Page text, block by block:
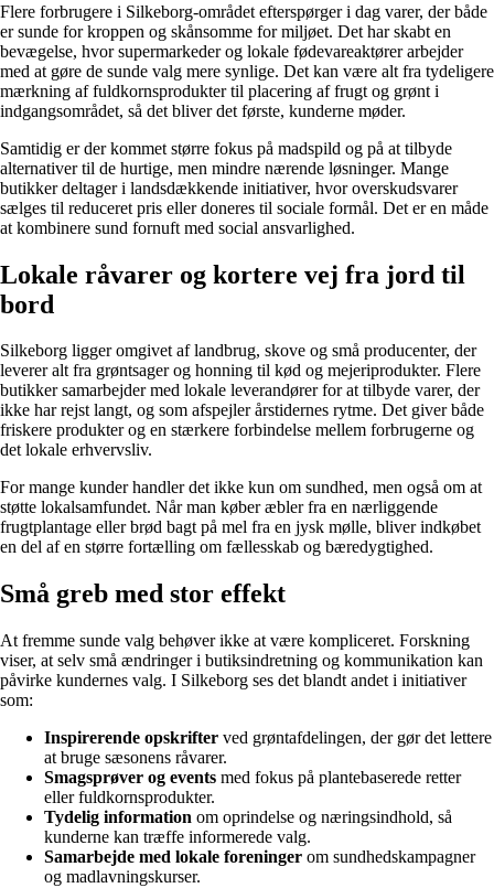
Flere forbrugere i Silkeborg-området efterspørger i dag varer, der både
er sunde for kroppen og skånsomme for miljøet. Det har skabt en
bevægelse, hvor supermarkeder og lokale fødevareaktører arbejder
med at gøre de sunde valg mere synlige. Det kan være alt fra tydeligere
mærkning af fuldkornsprodukter til placering af frugt og grønt i
indgangsområdet, så det bliver det første, kunderne møder.
Samtidig er der kommet større fokus på madspild og på at tilbyde
alternativer til de hurtige, men mindre nærende løsninger. Mange
butikker deltager i landsdækkende initiativer, hvor overskudsvarer
sælges til reduceret pris eller doneres til sociale formål. Det er en måde
at kombinere sund fornuft med social ansvarlighed.
Lokale råvarer og kortere vej fra jord til
bord
Silkeborg ligger omgivet af landbrug, skove og små producenter, der
leverer alt fra grøntsager og honning til kød og mejeriprodukter. Flere
butikker samarbejder med lokale leverandører for at tilbyde varer, der
ikke har rejst langt, og som afspejler årstidernes rytme. Det giver både
friskere produkter og en stærkere forbindelse mellem forbrugerne og
det lokale erhvervsliv.
For mange kunder handler det ikke kun om sundhed, men også om at
støtte lokalsamfundet. Når man køber æbler fra en nærliggende
frugtplantage eller brød bagt på mel fra en jysk mølle, bliver indkøbet
en del af en større fortælling om fællesskab og bæredygtighed.
Små greb med stor effekt
At fremme sunde valg behøver ikke at være kompliceret. Forskning
viser, at selv små ændringer i butiksindretning og kommunikation kan
påvirke kundernes valg. I Silkeborg ses det blandt andet i initiativer
som:
Inspirerende opskrifter ved grøntafdelingen, der gør det lettere
at bruge sæsonens råvarer.
Smagsprøver og events med fokus på plantebaserede retter
eller fuldkornsprodukter.
Tydelig information om oprindelse og næringsindhold, så
kunderne kan træffe informerede valg.
Samarbejde med lokale foreninger om sundhedskampagner
og madlavningskurser.